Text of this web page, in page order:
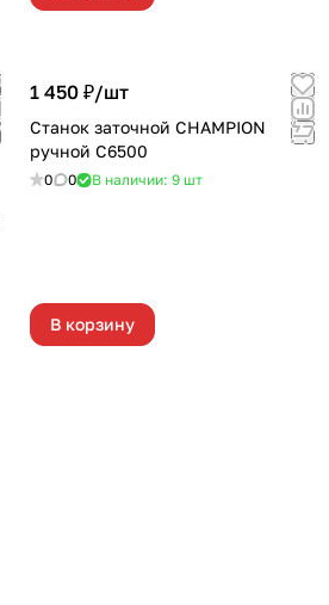
1 450 ₽/шт
Станок заточной CHAMPION
ручной С6500
0 0 В наличии: 9 шт
В корзину